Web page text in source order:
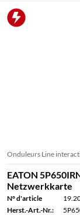
Onduleurs Line
EATON
Netzwerkkarte
N° d'article
Herst.-Art.-Nr.: